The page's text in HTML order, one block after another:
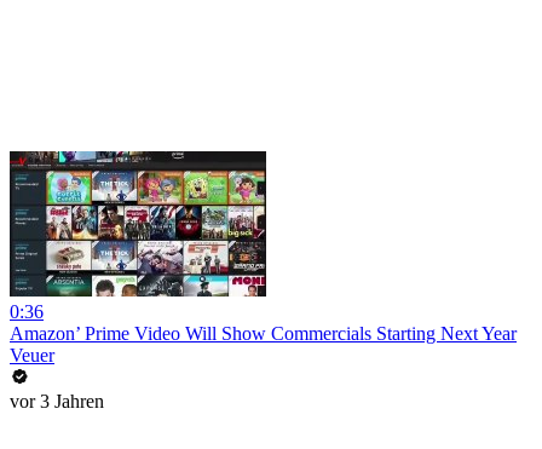
0:36
Amazon’ Prime Video Will Show Commercials Starting Next Year
Veuer
vor 3 Jahren